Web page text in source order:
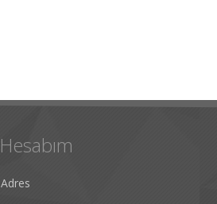
Hesabım
Adres